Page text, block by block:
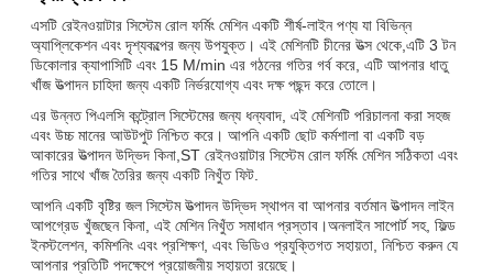
এসটি রেইনওয়াটার সিস্টেম রোল ফর্মিং মেশিন একটি শীর্ষ-লাইন পণ্য যা বিভিন্ন
অ্যাপ্লিকেশন এবং দৃশ্যকল্পের জন্য উপযুক্ত। এই মেশিনটি চীনের উত্স থেকে,এটি 3 টন
ডিকোলার ক্যাপাসিটি এবং 15 M/min এর গঠনের গতির গর্ব করে, এটি আপনার ধাতু
খাঁজ উত্পাদন চাহিদা জন্য একটি নির্ভরযোগ্য এবং দক্ষ পছন্দ করে তোলে।
এর উন্নত পিএলসি কন্ট্রোল সিস্টেমের জন্য ধন্যবাদ, এই মেশিনটি পরিচালনা করা সহজ
এবং উচ্চ মানের আউটপুট নিশ্চিত করে। আপনি একটি ছোট কর্মশালা বা একটি বড়
আকারের উত্পাদন উদ্ভিদ কিনা,ST রেইনওয়াটার সিস্টেম রোল ফর্মিং মেশিন সঠিকতা এবং
গতির সাথে খাঁজ তৈরির জন্য একটি নিখুঁত ফিট.
আপনি একটি বৃষ্টির জল সিস্টেম উত্পাদন উদ্ভিদ স্থাপন বা আপনার বর্তমান উত্পাদন লাইন
আপগ্রেড খুঁজছেন কিনা, এই মেশিন নিখুঁত সমাধান প্রস্তাব।অনলাইন সাপোর্ট সহ, ফিল্ড
ইনস্টলেশন, কমিশনিং এবং প্রশিক্ষণ, এবং ভিডিও প্রযুক্তিগত সহায়তা, নিশ্চিত করুন যে
আপনার প্রতিটি পদক্ষেপে প্রয়োজনীয় সহায়তা রয়েছে।